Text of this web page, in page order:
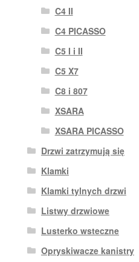
C4 II
C4 PICASSO
C5 I i II
C5 X7
C8 i 807
XSARA
XSARA PICASSO
Drzwi zatrzymują się
Klamki
Klamki tylnych drzwi
Listwy drzwiowe
Lusterko wsteczne
Opryskiwacze kanistry